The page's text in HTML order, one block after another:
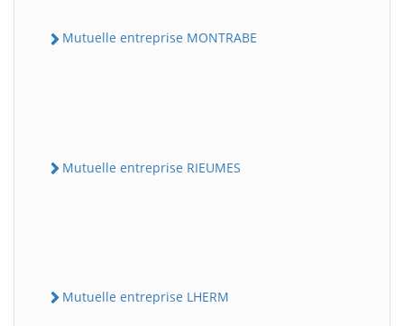
Mutuelle entreprise MONTRABE
Mutuelle entreprise RIEUMES
Mutuelle entreprise LHERM